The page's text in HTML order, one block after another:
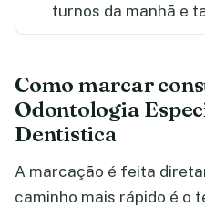
turnos da manhã e
Como marcar
Odontologia
Dentistica
A marcação é feita
caminho mais rápido é o